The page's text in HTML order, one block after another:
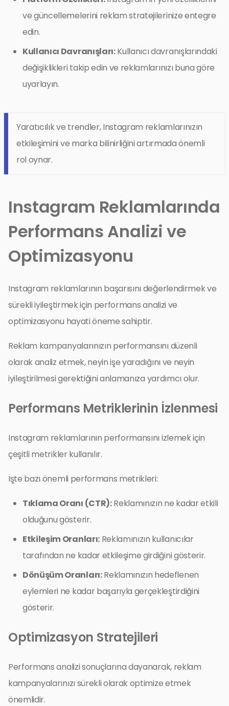
ve güncellemelerini reklam stratejilerinize entegre
edin.
Kullanıcı Davranışları:Kullanıcı davranışlarındaki
değişiklikleri takip edin ve reklamlarınızı buna göre
uyarlayın.
Yaratıcılık ve trendler, Instagram reklamlarınızın
etkileşimini ve marka bilinirliğini artırmada önemli
rol oynar.
Instagram Reklamlarında
Performans Analizi ve
Optimizasyonu
Instagram reklamlarının başarısını değerlendirmek ve
sürekli iyileştirmek için performans analizi ve
optimizasyonu hayati öneme sahiptir.
Reklam kampanyalarınızın performansını düzenli
olarak analiz etmek, neyin işe yaradığını ve neyin
iyileştirilmesi gerektiğini anlamanıza yardımcı olur.
Performans Metriklerinin İzlenmesi
Instagram reklamlarının performansını izlemek için
çeşitli metrikler kullanılır.
İşte bazı önemli performans metrikleri:
Tıklama Oranı (CTR):Reklamınızın ne kadar etkili
olduğunu gösterir.
Etkileşim Oranları:Reklamınızın kullanıcılar
tarafından ne kadar etkileşime girdiğini gösterir.
Dönüşüm Oranları:Reklamınızın hedeflenen
eylemleri ne kadar başarıyla gerçekleştirdiğini
gösterir.
Optimizasyon Stratejileri
Performans analizi sonuçlarına dayanarak, reklam
kampanyalarınızı sürekli olarak optimize etmek
önemlidir.